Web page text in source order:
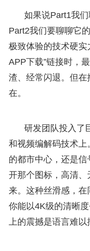
如果说Part1我们
Part2我们要聊聊它
极致体验的技术硬实
APP下载”链接时，
渣、经常闪退。但
在。
研发团队投入了
和视频编解码技术
的都市中心，还是
开那个图标，高清
来。这种丝滑感，
你能以4K级的清晰
上的震撼是语言难以